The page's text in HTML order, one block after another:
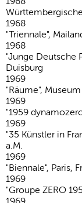
1968
"Triennale",
1968
"Junge Deutsche
Duisburg
1969
"Räume",
1969
"1959
1969
"35 Künstler in
a.M.
1969
"Biennale", Paris,
1969
"Groupe ZERO